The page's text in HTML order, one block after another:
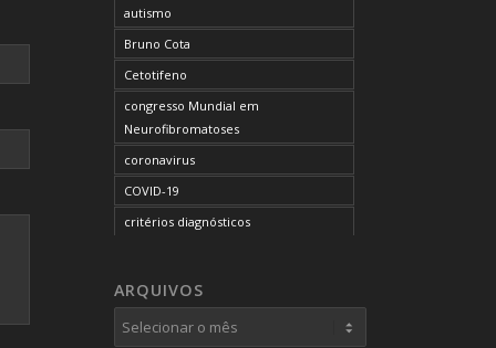
autismo
Bruno Cota
Cetotifeno
congresso Mundial em
Neurofibromatoses
coronavirus
COVID-19
critérios diagnósticos
curso de capacitação
auditivo
ARQUIVOS